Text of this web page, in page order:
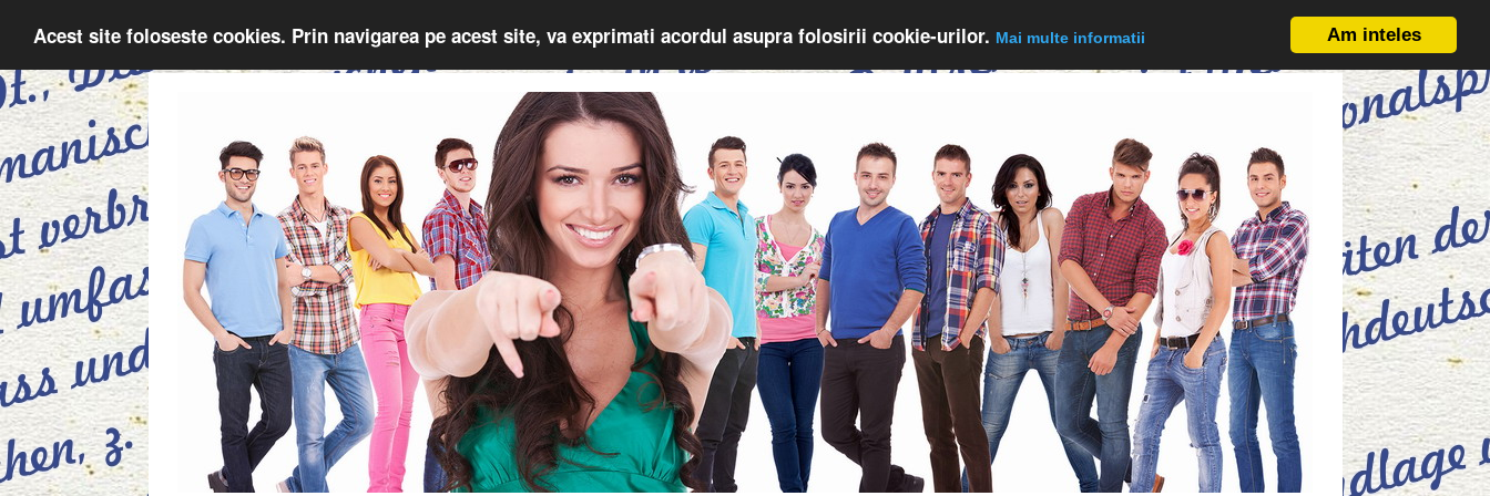
Am inteles
Acest site foloseste cookies. Prin navigarea pe acest site, va exprimati acordul asupra folosirii cookie-urilor. Mai multe informatii